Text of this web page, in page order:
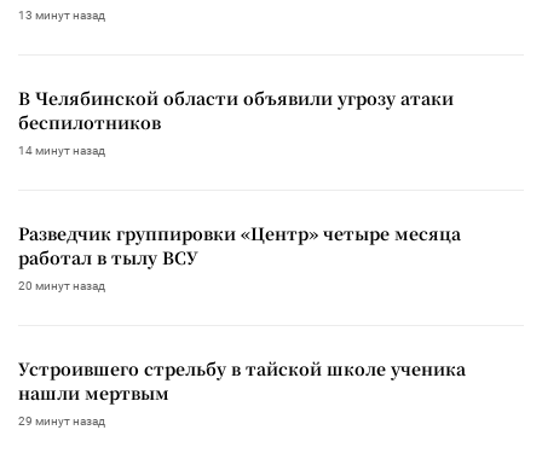
13 минут назад
В Челябинской области объявили угрозу атаки
беспилотников
14 минут назад
Разведчик группировки «Центр» четыре месяца
работал в тылу ВСУ
20 минут назад
Устроившего стрельбу в тайской школе ученика
нашли мертвым
29 минут назад